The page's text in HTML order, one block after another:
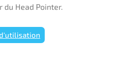
du Head Pointer.